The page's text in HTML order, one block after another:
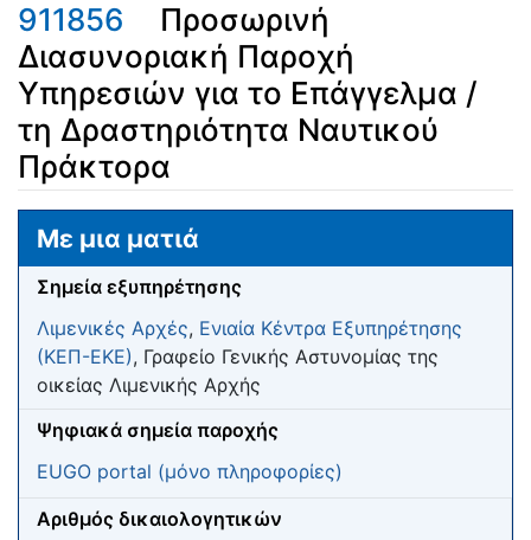
911856
Προσωρινή
Διασυνοριακή Παροχή
Υπηρεσιών για το Επάγγελμα /
τη Δραστηριότητα Ναυτικού
Πράκτορα
Μετάβαση σε: πλοήγηση
Με μια ματιά
Σημεία εξυπηρέτησης
Λιμενικές Αρχές, Ενιαία Κέντρα Εξυπηρέτησης
(ΚΕΠ-ΕΚΕ), Γραφείο Γενικής Αστυνομίας της
οικείας Λιμενικής Αρχής
Ψηφιακά σημεία παροχής
EUGO portal (μόνο πληροφορίες)
Αριθμός δικαιολογητικών